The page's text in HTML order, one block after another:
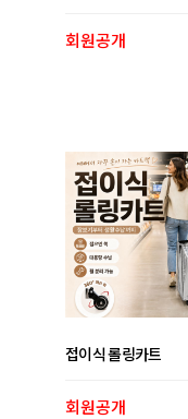
회원공개
접이식 롤링카트
회원공개